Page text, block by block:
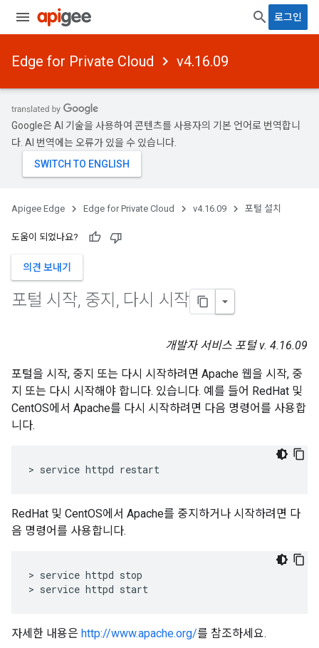
로그인
Edge for Private Cloud v4.16.09
Google은 AI 기술을 사용하여 콘텐츠를 사용자의 기본 언어로 번역합니
다. AI 번역에는 오류가 있을 수 있습니다.
Apigee Edge Edge for Private Cloud v4.16.09 포털 설치
도움이 되었나요?
의견 보내기
포털 시작, 중지 , 다시 시작
개발자 서비스 포털 v. 4.16.09
포털을 시작, 중지 또는 다시 시작하려면 Apache 웹을 시작, 중
지 또는 다시 시작해야 합니다. 있습니다. 예를 들어 RedHat 및
CentOS에서 Apache를 다시 시작하려면 다음 명령어를 사용합
니다.
> service httpd restart
RedHat 및 CentOS에서 Apache를 중지하거나 시작하려면 다
음 명령어를 사용합니다.
> service httpd stop
> service httpd start
자세한 내용은 http://www.apache.org/를 참조하세요.